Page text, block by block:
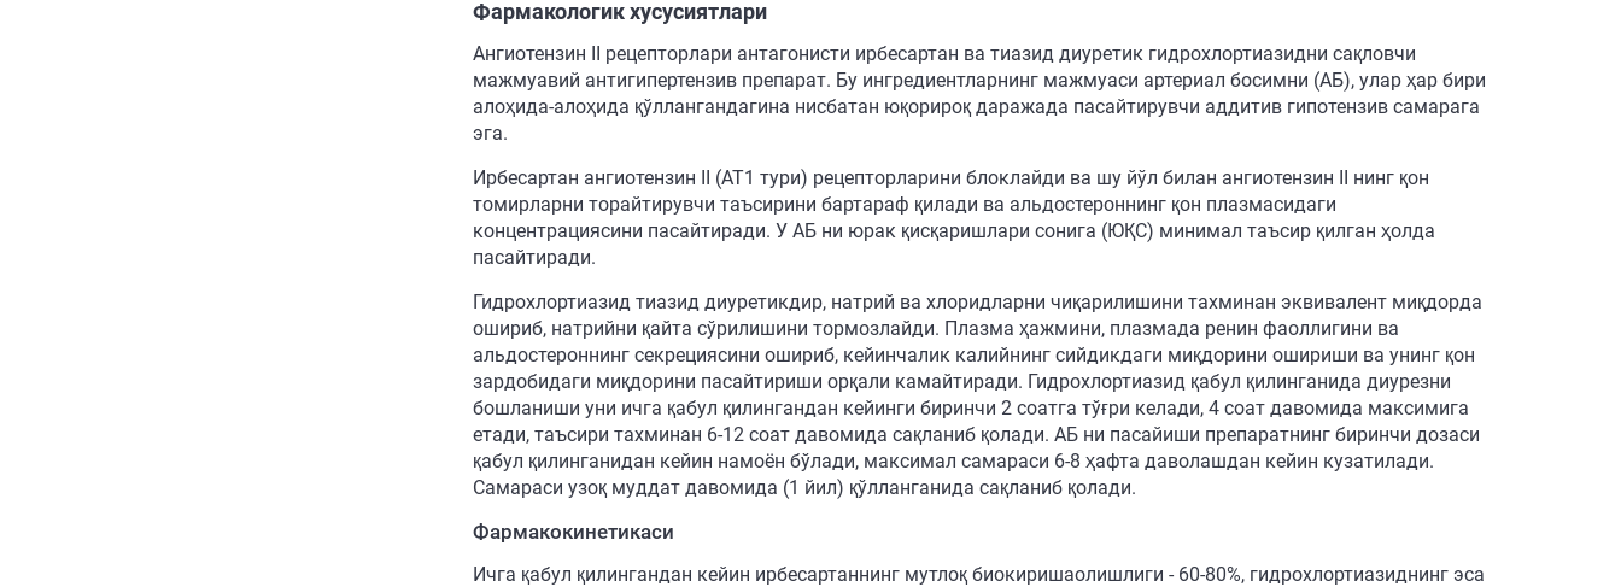
Фармакологик хусусиятлари
Ангиотензин II рецепторлари антагонисти ирбесартан ва тиазид диуретик гидрохлортиазидни сақловчи
мажмуавий антигипертензив препарат. Бу ингредиентларнинг мажмуаси артериал босимни (АБ), улар ҳар бири
алоҳида-алоҳида қўллангандагина нисбатан юқорироқ даражада пасайтирувчи аддитив гипотензив самарага
эга.
Ирбесартан ангиотензин II (АТ1 тури) рецепторларини блоклайди ва шу йўл билан ангиотензин II нинг қон
томирларни торайтирувчи таъсирини бартараф қилади ва альдостероннинг қон плазмасидаги
концентрациясини пасайтиради. У АБ ни юрак қисқаришлари сонига (ЮҚС) минимал таъсир қилган ҳолда
пасайтиради.
Гидрохлортиазид тиазид диуретикдир, натрий ва хлоридларни чиқарилишини тахминан эквивалент миқдорда
ошириб, натрийни қайта сўрилишини тормозлайди. Плазма ҳажмини, плазмада ренин фаоллигини ва
альдостероннинг секрециясини ошириб, кейинчалик калийнинг сийдикдаги миқдорини ошириши ва унинг қон
зардобидаги миқдорини пасайтириши орқали камайтиради. Гидрохлортиазид қабул қилинганида диурезни
бошланиши уни ичга қабул қилингандан кейинги биринчи 2 соатга тўғри келади, 4 соат давомида максимига
етади, таъсири тахминан 6-12 соат давомида сақланиб қолади. АБ ни пасайиши препаратнинг биринчи дозаси
қабул қилинганидан кейин намоён бўлади, максимал самараси 6-8 ҳафта даволашдан кейин кузатилади.
Самараси узоқ муддат давомида (1 йил) қўлланганида сақланиб қолади.
Фармакокинетикаси
Ичга қабул қилингандан кейин ирбесартаннинг мутлоқ биокиришаолишлиги - 60-80%, гидрохлортиазиднинг эса